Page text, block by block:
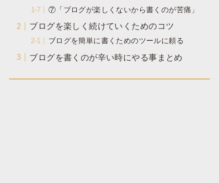
⑦「ブログが楽しくないから書くのが苦痛」
ブログを楽しく続けていくためのコツ
ブログを簡単に書くためのツールに頼る
ブログを書くのが辛い時にやる事まとめ